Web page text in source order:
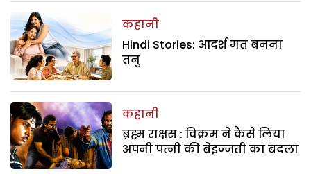
कहानी
Hindi Stories: आदर्श मत बनना
तनु
कहानी
ब्रह्म राक्षस : विक्रम ने कैसे लिया
अपनी पत्नी की बेइज्जती का बदला